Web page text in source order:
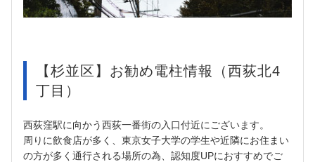
【杉並区】お勧め電柱情報（西荻北4
丁目）
西荻窪駅に向かう西荻一番街の入口付近にございます。
周りに飲食店が多く、東京女子大学の学生や近隣にお住まい
の方が多く通行される場所の為、認知度UPにおすすめでご